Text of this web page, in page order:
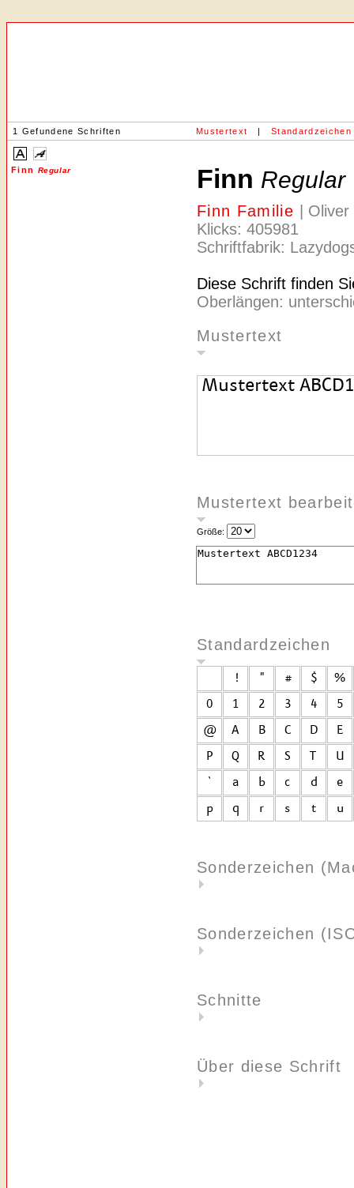
1 Gefundene Schriften Mustertext | Standardzeichen
Finn Regular Finn Regular
Finn Familie
|
Klicks: 405981
Schriftfabrik:
Diese Schrift finden
Oberlängen:
Mustertext
Mustertext
Größe:
Standardzeichen
Sonderzeichen
Sonderzeichen
Schnitte
Über diese Schrift